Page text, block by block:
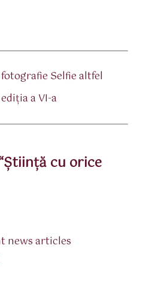
Selfie altfel
a VI-a
cu orice
news articles